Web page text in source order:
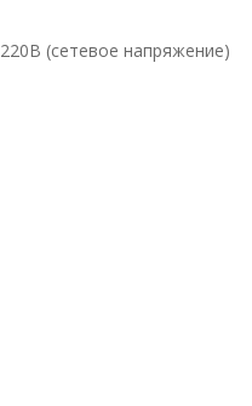
220В (сетевое напряжение)